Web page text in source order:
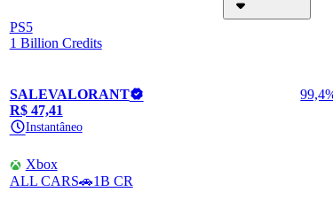
PS5
1 Billion Credits
SALEVALORANT
R$ 47,41
Instantâneo
Xbox
ALL CARS🚗1B CR